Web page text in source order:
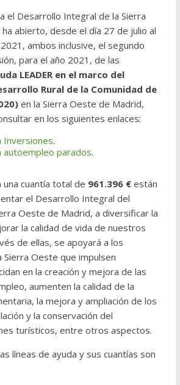
el Desarrollo Integral de la Sierra
abierto, desde el día 27 de julio al
ambos inclusive, el segundo
para el año 2021, de las
LEADER en el marco del
Rural de la Comunidad de
en la Sierra Oeste de Madrid,
en los siguientes enlaces:
Inversiones.
autoempleo parados.
una cuantía total de 961.396€ están
el Desarrollo Integral del
Oeste de Madrid, a diversificar la
la calidad de vida de nuestros
de ellas, se apoyará a los
Oeste que impulsen
en la creación y mejora de las
aumenten la calidad de la
la mejora y ampliación de los
y la conservación del
turísticos, entre otros aspectos.
líneas de ayuda y sus cuantías son